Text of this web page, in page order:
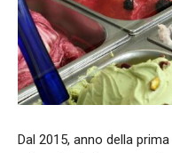
Dal 2015, anno della